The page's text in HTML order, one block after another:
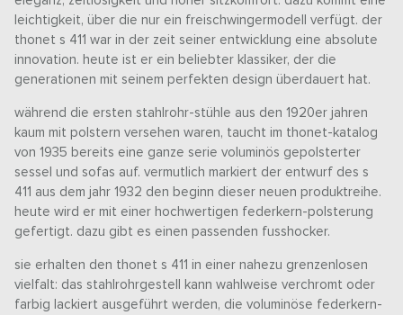
leichtigkeit, über die nur ein freischwingermodell verfügt. der
thonet s 411 war in der zeit seiner entwicklung eine absolute
innovation. heute ist er ein beliebter klassiker, der die
generationen mit seinem perfekten design überdauert hat.
während die ersten stahlrohr-stühle aus den 1920er jahren
kaum mit polstern versehen waren, taucht im thonet-katalog
von 1935 bereits eine ganze serie voluminös gepolsterter
sessel und sofas auf. vermutlich markiert der entwurf des s
411 aus dem jahr 1932 den beginn dieser neuen produktreihe.
heute wird er mit einer hochwertigen federkern-polsterung
gefertigt. dazu gibt es einen passenden fusshocker.
sie erhalten den thonet s 411 in einer nahezu grenzenlosen
vielfalt: das stahlrohrgestell kann wahlweise verchromt oder
farbig lackiert ausgeführt werden, die voluminöse federkern-